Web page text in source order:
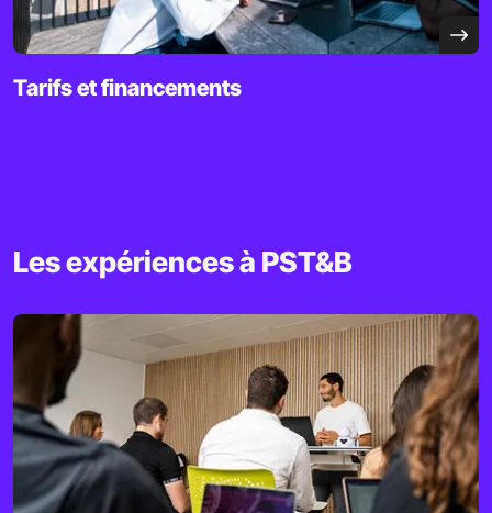
Tarifs et financements
Les expériences à PST&B